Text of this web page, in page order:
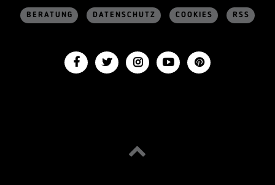
BERATUNG DATENSCHUTZ COOKIES RSS